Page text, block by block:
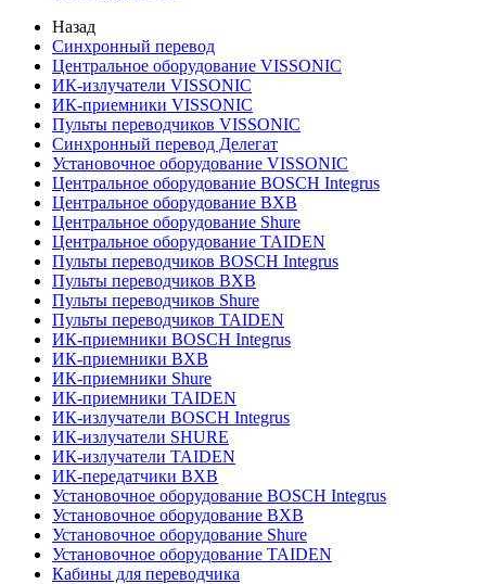
Назад
Синхронный перевод
Центральное оборудование VISSONIC
ИК-излучатели VISSONIC
ИК-приемники VISSONIC
Пульты переводчиков VISSONIC
Синхронный перевод Делегат
Установочное оборудование VISSONIC
Центральное оборудование BOSCH Integrus
Центральное оборудование BXB
Центральное оборудование Shure
Центральное оборудование TAIDEN
Пульты переводчиков BOSCH Integrus
Пульты переводчиков BXB
Пульты переводчиков Shure
Пульты переводчиков TAIDEN
ИК-приемники BOSCH Integrus
ИК-приемники BXB
ИК-приемники Shure
ИК-приемники TAIDEN
ИК-излучатели BOSCH Integrus
ИК-излучатели SHURE
ИК-излучатели TAIDEN
ИК-передатчики BXB
Установочное оборудование BOSCH Integrus
Установочное оборудование BXB
Установочное оборудование Shure
Установочное оборудование TAIDEN
Кабины для переводчика